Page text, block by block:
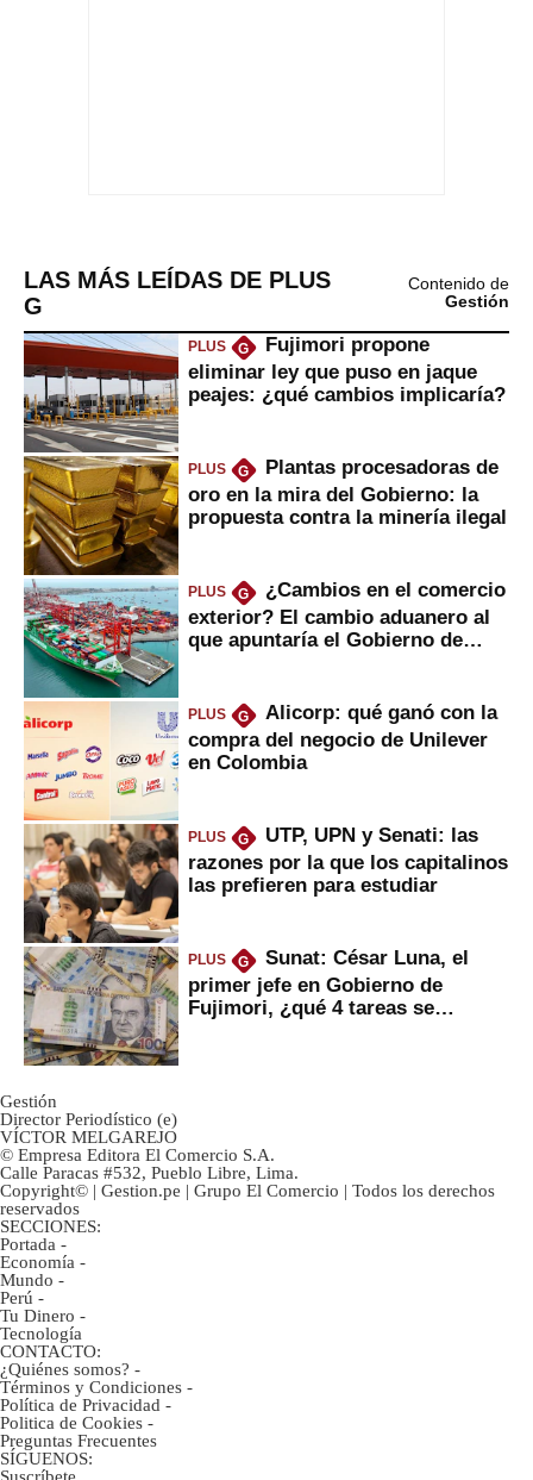
LAS MÁS LEÍDAS DE PLUS
G
Contenido de
Gestión
PLUS G
Fujimori propone
eliminar ley que puso en jaque
peajes: ¿qué cambios implicaría?
PLUS G
Plantas procesadoras de
oro en la mira del Gobierno: la
propuesta contra la minería ilegal
PLUS G
¿Cambios en el comercio
exterior? El cambio aduanero al
que apuntaría el Gobierno de
PLUS G
Alicorp: qué ganó con la
compra del negocio de Unilever
en Colombia
PLUS G
UTP, UPN y Senati: las
razones por la que los capitalinos
las prefieren para estudiar
PLUS G
Sunat: César Luna, el
primer jefe en Gobierno de
Fujimori, ¿qué 4 tareas se
Gestión
Director Periodístico (e)
VÍCTOR MELGAREJO
© Empresa Editora El Comercio S.A.
Calle Paracas #532, Pueblo Libre, Lima.
Copyright© | Gestion.pe | Grupo El Comercio | Todos los derechos
reservados
SECCIONES:
Portada -
Economía -
Mundo -
Perú -
Tu Dinero -
Tecnología
CONTACTO:
¿Quiénes somos? -
Términos y Condiciones -
Política de Privacidad -
Politica de Cookies -
Preguntas Frecuentes
SÍGUENOS: